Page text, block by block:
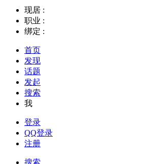
现居 :
职业 :
绑定 :
首页
发现
话题
发起
搜索
我
登录
QQ登录
注册
搜索